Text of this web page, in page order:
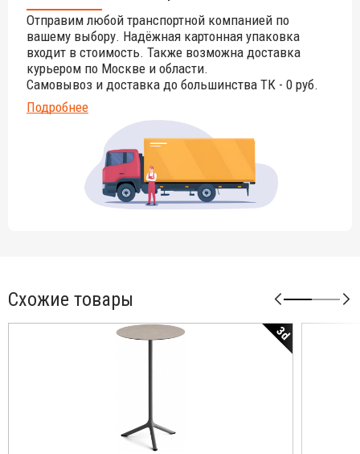
цвета данного изделия обращайтесь к нашим
менеджерам!
Отправим любой транспортной компанией по
вашему выбору. Надёжная картонная упаковка
входит в стоимость. Также возможна доставка
курьером по Москве и области.
Самовывоз и доставка до большинства ТК - 0 руб.
Подробнее
Схожие товары
3d